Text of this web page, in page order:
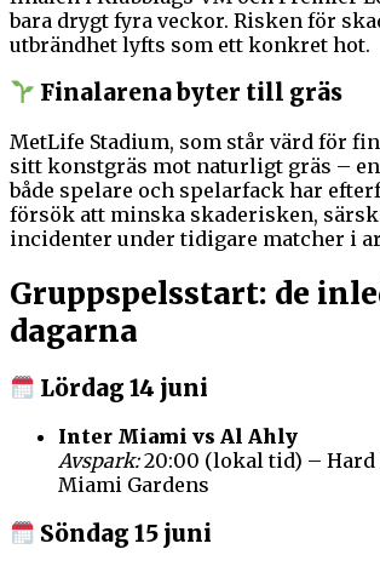
bara drygt fyra veckor. Risken för
utbrändhet lyfts som ett konkret hot.
Finalarena byter till gräs
MetLife Stadium, som står värd för
sitt konstgräs mot naturligt gräs –
både spelare och spelarfack har
försök att minska skaderisken,
incidenter under tidigare matcher i
Gruppspelsstart: de
dagarna
Lördag 14 juni
Inter Miami vs Al Ahly
Avspark:20:00 (lokal tid) – Hard
Miami Gardens
Söndag 15 juni